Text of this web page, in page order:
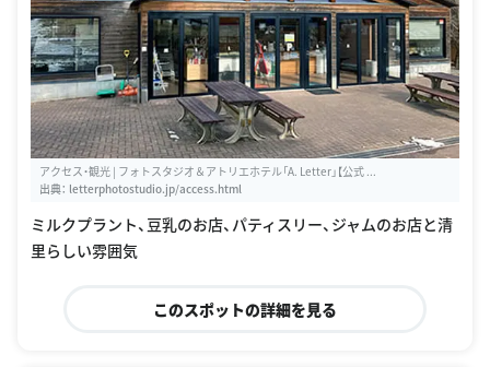
アクセス・観光 | フォトスタジオ＆アトリエホテル「A. Letter」【公式 ...
出典： letterphotostudio.jp/access.html
ミルクプラント、豆乳のお店、パティスリー、ジャムのお店と清
里らしい雰囲気
このスポットの詳細を見る